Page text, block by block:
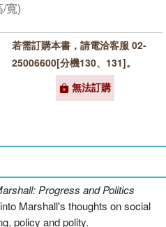
寬)
若需訂購本書，請電洽客服 02-
25006600[分機130、131]。
無法訂購
Progress and Politics
Marshall's thoughts on social
policy and polity.